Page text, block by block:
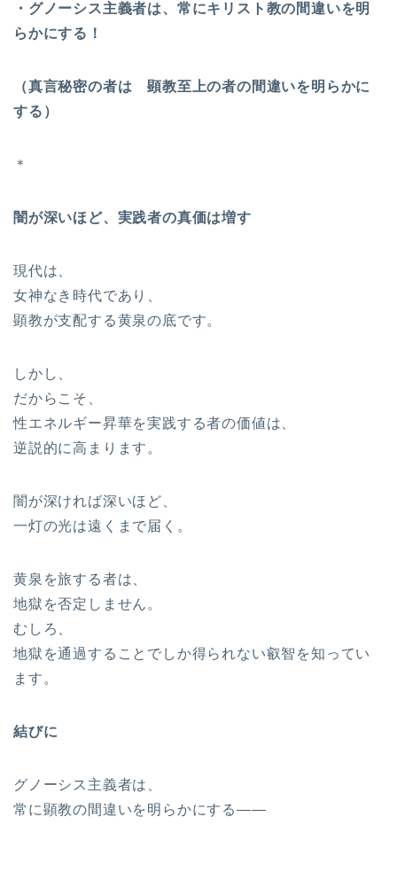
・グノーシス主義者は、常にキリスト教の間違いを明
らかにする！
（真言秘密の者は 顕教至上の者の間違いを明らかに
する）
＊
闇が深いほど、実践者の真価は増す
現代は、
女神なき時代であり、
顕教が支配する黄泉の底です。
しかし、
だからこそ、
性エネルギー昇華を実践する者の価値は、
逆説的に高まります。
闇が深ければ深いほど、
一灯の光は遠くまで届く。
黄泉を旅する者は、
地獄を否定しません。
むしろ、
地獄を通過することでしか得られない叡智を知ってい
ます。
結びに
グノーシス主義者は、
常に顕教の間違いを明らかにする――